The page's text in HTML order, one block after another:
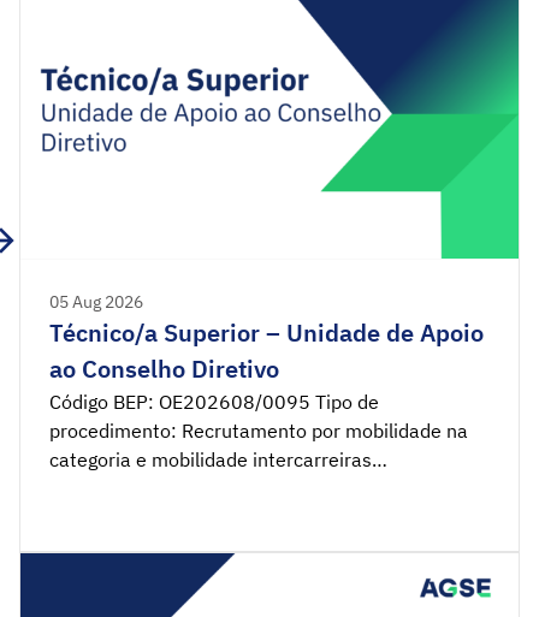
05 Aug 2026
Técnico/a Superior – Unidade de Apoio
ao Conselho Diretivo
Código BEP: OE202608/0095 Tipo de
procedimento: Recrutamento por mobilidade na
categoria e mobilidade intercarreiras
na posição remuneratória imediatamente
seguinte à detida na carreira de origem, não
podendo, em qualquer caso, ser ultrapassada a